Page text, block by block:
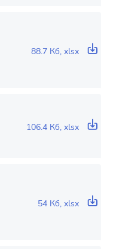
88.7 Кб, xlsx
106.4 Кб, xlsx
54 Кб, xlsx